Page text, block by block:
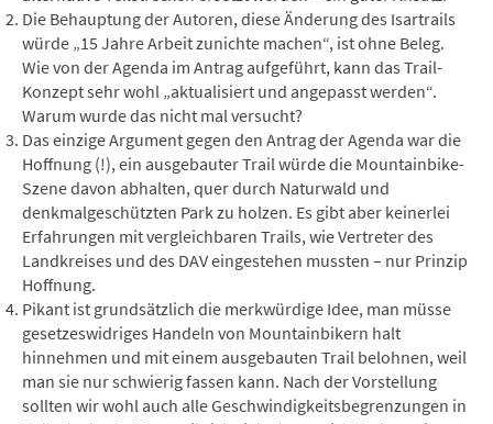
Die Behauptung der Autoren, diese Änderung des Isartrails
würde „15 Jahre Arbeit zunichte machen“, ist ohne Beleg.
Wie von der Agenda im Antrag aufgeführt, kann das Trail-
Konzept sehr wohl „aktualisiert und angepasst werden“.
Warum wurde das nicht mal versucht?
Das einzige Argument gegen den Antrag der Agenda war die
Hoffnung (!), ein ausgebauter Trail würde die Mountainbike-
Szene davon abhalten, quer durch Naturwald und
denkmalgeschützten Park zu holzen. Es gibt aber keinerlei
Erfahrungen mit vergleichbaren Trails, wie Vertreter des
Landkreises und des DAV eingestehen mussten – nur Prinzip
Hoffnung.
Pikant ist grundsätzlich die merkwürdige Idee, man müsse
gesetzeswidriges Handeln von Mountainbikern halt
hinnehmen und mit einem ausgebauten Trail belohnen, weil
man sie nur schwierig fassen kann. Nach der Vorstellung
sollten wir wohl auch alle Geschwindigkeitsbegrenzungen in